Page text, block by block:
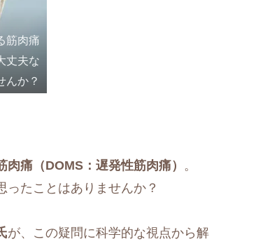
筋肉痛
丈夫な
んか？
肉痛（DOMS：遅発性筋肉痛）
。
ったことはありませんか？
が、この疑問に科学的な視点から解